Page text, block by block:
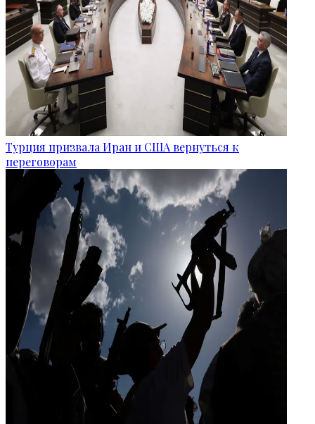
Турция призвала Иран и США вернуться к
переговорам